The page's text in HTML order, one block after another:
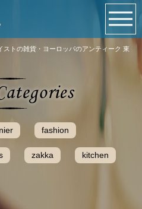
トの雑貨・ヨーロッパのアンティーク 東
fashion
zakka kitchen